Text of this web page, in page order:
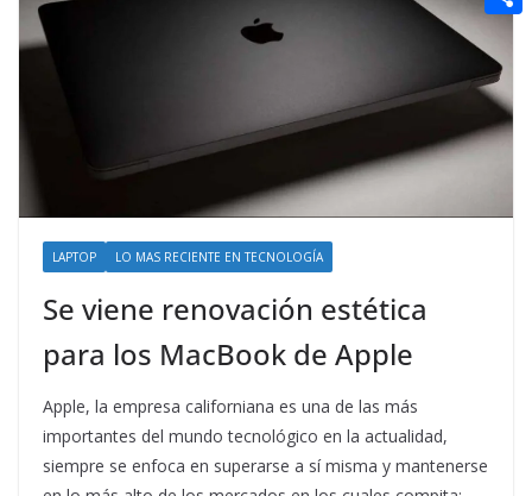
LAPTOP LO MAS RECIENTE EN TECNOLOGÍA
Se viene renovación estética
para los MacBook de Apple
Apple, la empresa californiana es una de las más
importantes del mundo tecnológico en la actualidad,
siempre se enfoca en superarse a sí misma y mantenerse
n
g
e
r
e
r
r
e
a
i
l
e
d
d
i
C
o
m
p
r